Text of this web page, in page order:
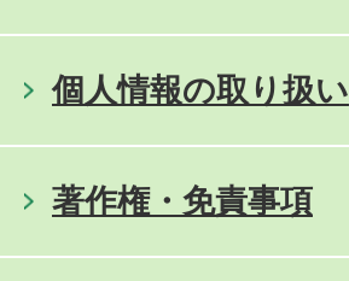
個人情報の取り扱い
著作権・免責事項